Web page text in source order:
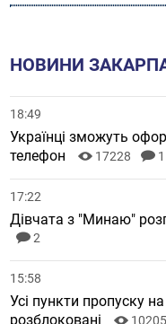
НОВИНИ
18:49
Українці зможуть
телефон
17228 1
17:22
Дівчата з "Минаю"
2
15:58
Усі пункти пропуску
розблоковані
10205